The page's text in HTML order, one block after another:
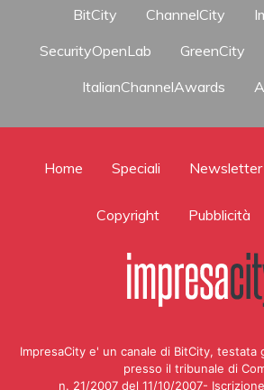
BitCity ChannelCity
SecurityOpenLab
GreenCity
ItalianChannelAwards
Home Speciali Newsletter
Copyright Pubblicità
ImpresaCity e' un canale di BitCity, testata
presso il tribunale di
n. 21/2007 del 11/10/2007-